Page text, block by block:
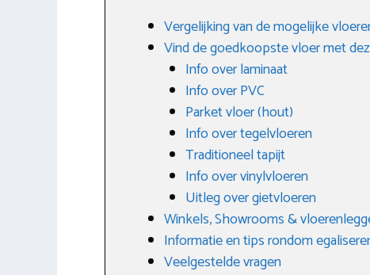
Vergelijking van de mogelijke
Vind de goedkoopste vloer met
Info over laminaat
Info over PVC
Parket vloer (hout)
Info over tegelvloeren
Traditioneel tapijt
Info over vinylvloeren
Uitleg over gietvloeren
Winkels, Showrooms &
Informatie en tips rondom
Veelgestelde vragen